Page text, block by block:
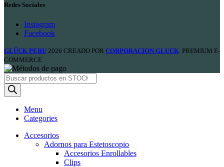
Redes Sociales
Instagram
Facebook
GLÜCK PERU 2026 CREADO POR CORPORACION GLUCK . PREMIUM E-
COMMERCE
Products
search
Menu
Categories
Accesorios
Adornos para Estetoscopio
Accesorios Enrollables
Clips